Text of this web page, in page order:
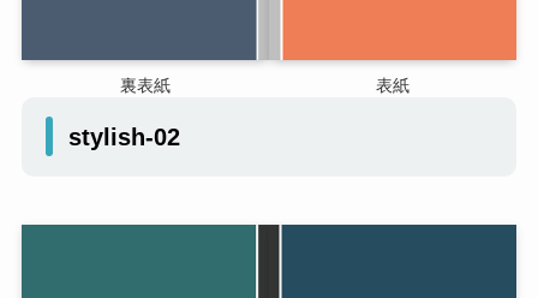
裏表紙 表紙
stylish-02